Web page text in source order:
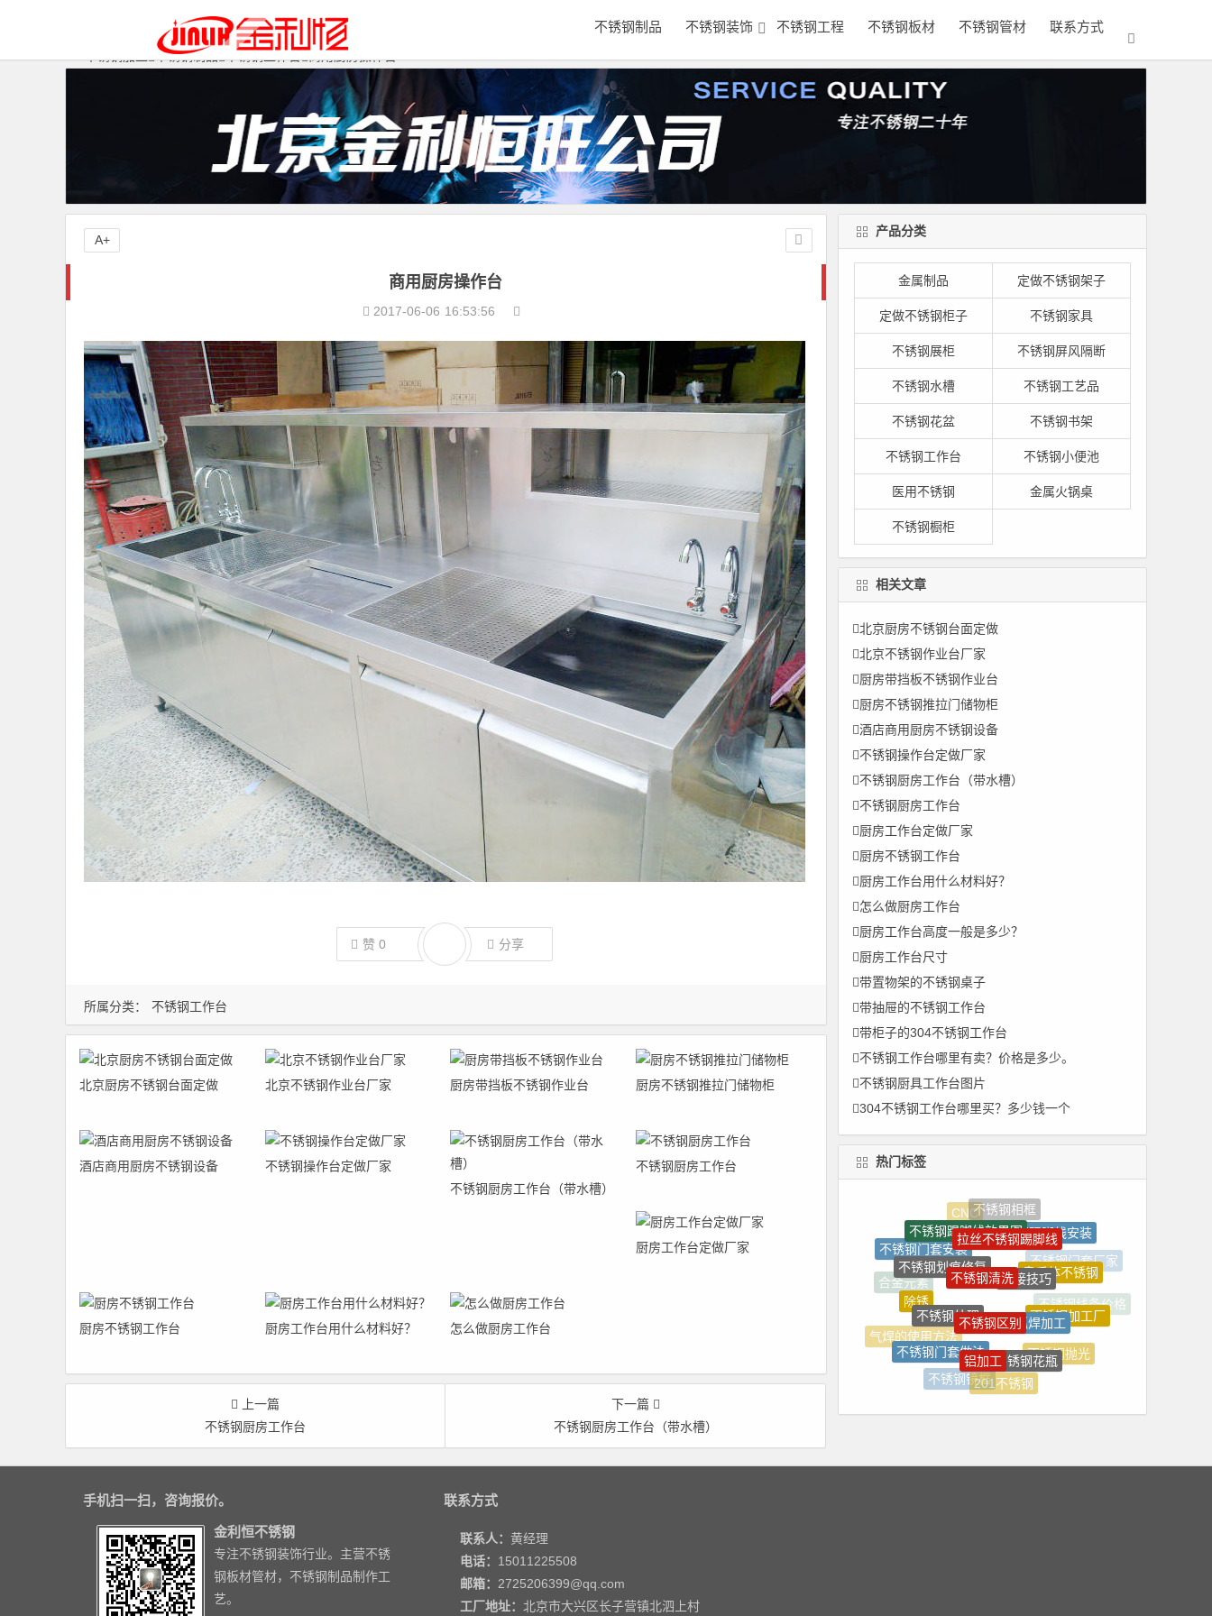
不锈钢制品 不锈钢装饰 不锈钢工程 不锈钢板材 不锈钢管材 联系方式
不锈钢制品
商用厨房操作台
2017-06-06 16:53:56
赞 0 分享
A+
所属分类： 不锈钢工作台
北京厨房不锈钢台面定做 北京不锈钢作业台厂家 厨房带挡板不锈钢作业台 厨房不锈钢推拉门储物柜
酒店商用厨房不锈钢设备
不锈钢操作台定做厂家
不锈钢厨房工作台（带水槽）
不锈钢厨房工作台
厨房工作台定做厂家
厨房不锈钢工作台 厨房工作台用什么材料好？ 怎么做厨房工作台
上一篇
不锈钢厨房工作台
下一篇
不锈钢厨房工作台（带水槽）
产品分类
金属制品 定做不锈钢架子
定做不锈钢柜子 不锈钢家具
不锈钢展柜 不锈钢屏风隔断
不锈钢水槽 不锈钢工艺品
不锈钢花盆 不锈钢书架
不锈钢工作台 不锈钢小便池
医用不锈钢 金属火锅桌
不锈钢橱柜
相关文章
北京厨房不锈钢台面定做
北京不锈钢作业台厂家
厨房带挡板不锈钢作业台
厨房不锈钢推拉门储物柜
酒店商用厨房不锈钢设备
不锈钢操作台定做厂家
不锈钢厨房工作台（带水槽）
不锈钢厨房工作台
厨房工作台定做厂家
厨房不锈钢工作台
厨房工作台用什么材料好？
怎么做厨房工作台
厨房工作台高度一般是多少？
厨房工作台尺寸
带置物架的不锈钢桌子
带抽屉的不锈钢工作台
带柜子的304不锈钢工作台
不锈钢工作台哪里有卖？价格是多少。
不锈钢厨具工作台图片
304不锈钢工作台哪里买？多少钱一个
热门标签
不锈钢踢脚线效果图
拉丝不锈钢踢脚线
不锈钢踢脚线安装
不锈钢门套安装
不锈钢划痕修复
不锈钢清洗焊接技巧奥氏体不锈钢
不锈钢门套厂家
合金元素
除锈不锈钢处理
氩弧焊加工不锈钢加工厂
不锈钢线条价格
气焊的使用方法
不锈钢门套做法
铝加工不锈钢花瓶
不锈钢抛光
焊接变形
不锈钢镜框201不锈钢不锈钢花坛
不锈钢焊接工艺
手机扫一扫，咨询报价。
金利恒不锈钢
专注不锈钢装饰行业。主营不锈
钢板材管材，不锈钢制品制作工
艺。
联系方式
联系人： 黄经理
电话： 15011225508
邮箱： 2725206399@qq.com
工厂地址： 北京市大兴区长子营镇北泗上村